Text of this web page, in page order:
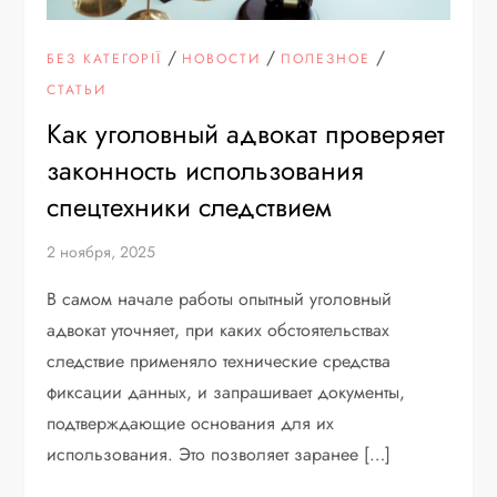
БЕЗ КАТЕГОРІЇ / НОВОСТИ / ПОЛЕЗНОЕ /
СТАТЬИ
Как уголовный адвокат проверяет
законность использования
спецтехники следствием
2 ноября, 2025
В самом начале работы опытный уголовный
адвокат уточняет, при каких обстоятельствах
следствие применяло технические средства
фиксации данных, и запрашивает документы,
подтверждающие основания для их
использования. Это позволяет заранее […]